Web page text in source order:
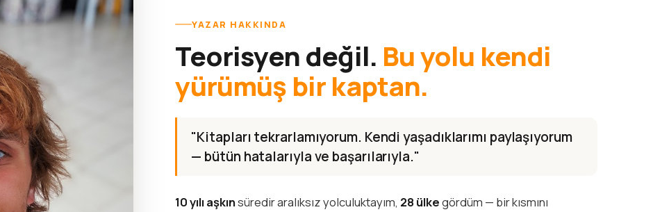
YAZAR HAKKINDA
Teorisyen değil. Bu yolu kendi
yürümüş bir kaptan.
"Kitapları tekrarlamıyorum. Kendi yaşadıklarımı paylaşıyorum
— bütün hatalarıyla ve başarılarıyla."
10 yılı aşkınsüredir aralıksız yolculuktayım, 28 ülkegördüm — bir kısmını